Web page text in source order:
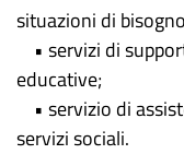
situazioni di
• servizi di
educative;
• servizio di
servizi sociali.